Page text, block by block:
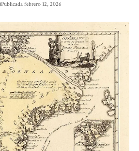
Publicada febrero 12, 2026